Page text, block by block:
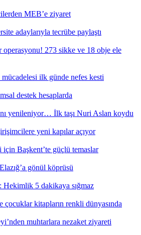
MEB’e ziyaret
adaylarıyla tecrübe paylaştı
operasyonu! 273 sikke ve 18 obje ele
ilk günde nefes kesti
destek hesaplarda
yenileniyor… İlk taşı Nuri Aslan koydu
yeni kapılar açıyor
için Başkent’te güçlü temaslar
gönül köprüsü
Hekimlik 5 dakikaya sığmaz
çocuklar kitapların renkli dünyasında
muhtarlara nezaket ziyareti